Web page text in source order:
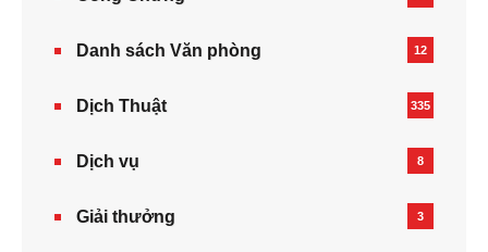
Danh sách Văn phòng 12
Dịch Thuật 335
Dịch vụ 8
Giải thưởng 3